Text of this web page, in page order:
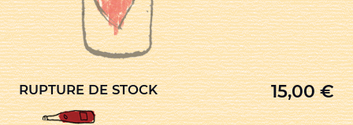
RUPTURE DE STOCK 15,00€